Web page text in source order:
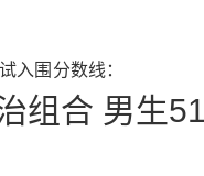
入围 分数线：
合 男生